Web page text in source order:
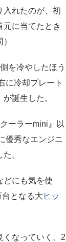
入れたのが、初
に当てたとき
を冷やしたほう
に冷却プレート
誕生した。
ーラーmini』以
優秀なエンジニ
。
どにも気を使
となる大 ヒッ
なっていく。2